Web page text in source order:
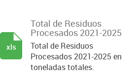
Total de Residuos
Procesados 2021-2025
Total de Residuos
Procesados 2021-2025 en
toneladas totales.
xls